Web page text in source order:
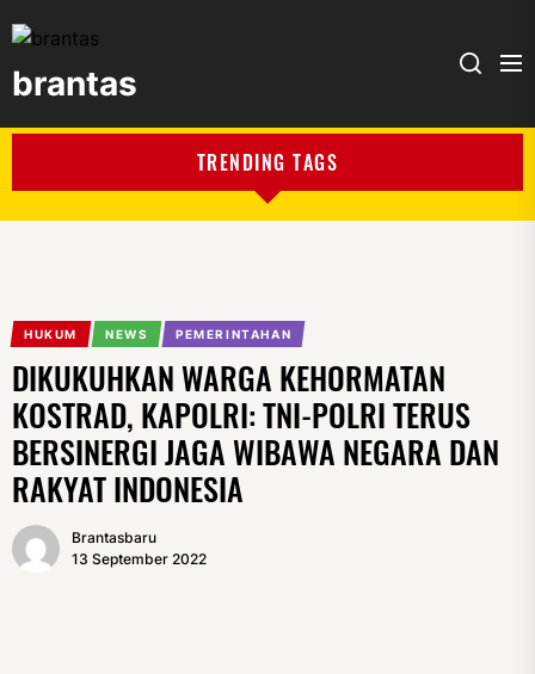
brantas
TRENDING TAGS
HUKUM NEWS PEMERINTAHAN
DIKUKUHKAN WARGA KEHORMATAN
KOSTRAD, KAPOLRI: TNI-POLRI TERUS
BERSINERGI JAGA WIBAWA NEGARA DAN
RAKYAT INDONESIA
Brantasbaru
13 September 2022